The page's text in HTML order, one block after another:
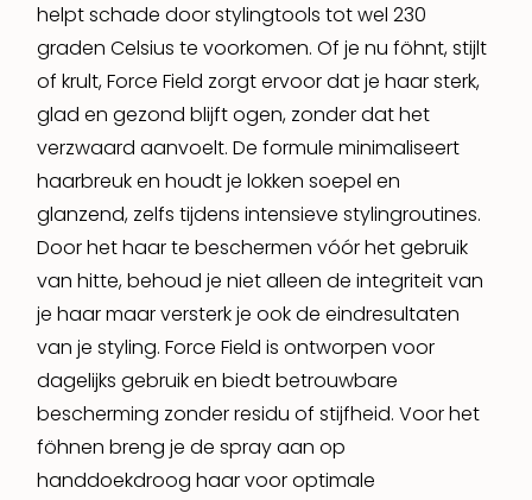
helpt schade door stylingtools tot wel 230
graden Celsius te voorkomen. Of je nu föhnt, stijlt
of krult, Force Field zorgt ervoor dat je haar sterk,
glad en gezond blijft ogen, zonder dat het
verzwaard aanvoelt. De formule minimaliseert
haarbreuk en houdt je lokken soepel en
glanzend, zelfs tijdens intensieve stylingroutines.
Door het haar te beschermen vóór het gebruik
van hitte, behoud je niet alleen de integriteit van
je haar maar versterk je ook de eindresultaten
van je styling. Force Field is ontworpen voor
dagelijks gebruik en biedt betrouwbare
bescherming zonder residu of stijfheid. Voor het
föhnen breng je de spray aan op
handdoekdroog haar voor optimale